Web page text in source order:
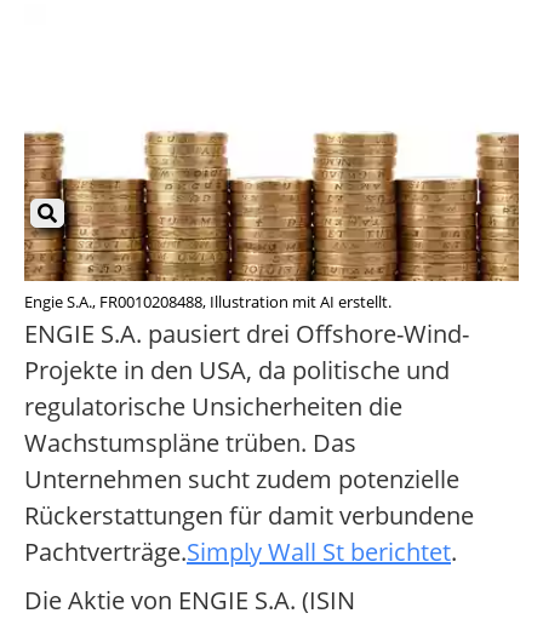
Engie S.A., FR0010208488, Illustration mit AI erstellt.
ENGIE S.A. pausiert drei Offshore-Wind-
Projekte in den USA, da politische und
regulatorische Unsicherheiten die
Wachstumspläne trüben. Das
Unternehmen sucht zudem potenzielle
Rückerstattungen für damit verbundene
Pachtverträge.Simply Wall St berichtet.
Die Aktie von ENGIE S.A. (ISIN